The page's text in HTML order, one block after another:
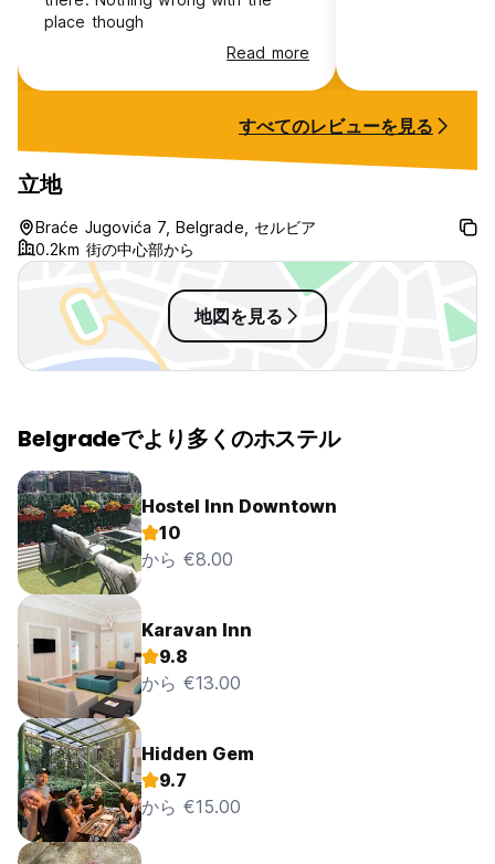
place though
Read more
すべてのレビューを見る
立地
Braće Jugovića 7, Belgrade, セルビア
0.2km 街の中心部から
地図を見る
Belgradeでより多くのホステル
Hostel Inn Downtown
10
から €8.00
Karavan Inn
9.8
から €13.00
Hidden Gem
9.7
から €15.00